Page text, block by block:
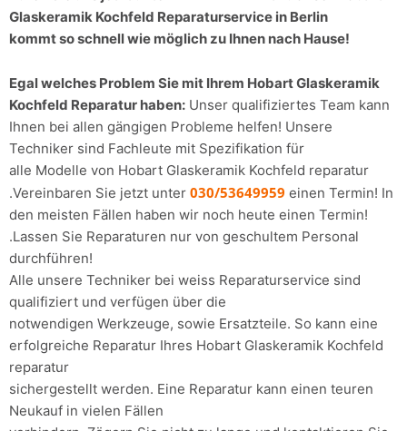
Glaskeramik Kochfeld Reparaturservice in Berlin
kommt so schnell wie möglich zu Ihnen nach Hause!
Egal welches Problem Sie mit Ihrem Hobart Glaskeramik
Kochfeld Reparatur haben: Unser qualifiziertes Team kann
Ihnen bei allen gängigen Probleme helfen! Unsere
Techniker sind Fachleute mit Spezifikation für
alle Modelle von Hobart Glaskeramik Kochfeld reparatur
.Vereinbaren Sie jetzt unter 030/53649959 einen Termin! In
den meisten Fällen haben wir noch heute einen Termin!
.Lassen Sie Reparaturen nur von geschultem Personal
durchführen!
Alle unsere Techniker bei weiss Reparaturservice sind
qualifiziert und verfügen über die
notwendigen Werkzeuge, sowie Ersatzteile. So kann eine
erfolgreiche Reparatur Ihres Hobart Glaskeramik Kochfeld
reparatur
sichergestellt werden. Eine Reparatur kann einen teuren
Neukauf in vielen Fällen